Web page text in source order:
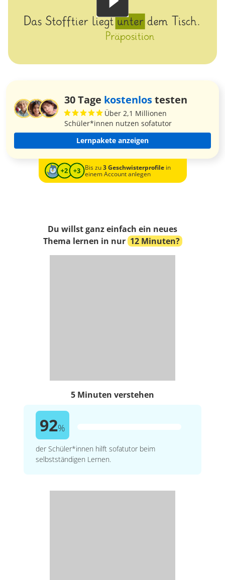
30 Tage kostenlostesten
Über 2,1 Millionen
Schüler*innen nutzen sofatutor
Lernpakete anzeigen
Bis zu3 Geschwisterprofilein
einem Account anlegen
Du willst ganz einfach ein neues
Thema lernen in nur 12 Minuten?
5 Minuten verstehen
92%
der Schüler*innen hilft sofatutor beim
selbstständigen Lernen.